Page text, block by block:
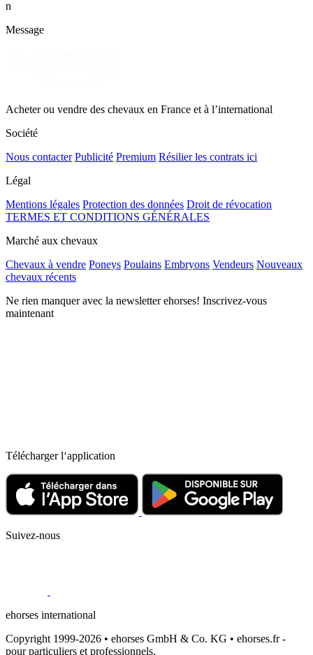
n
Message
Acheter ou vendre des chevaux en France et à l’international
Société
Nous contacter Publicité Premium Résilier les contrats ici
Légal
Mentions légales Protection des données Droit de révocation
TERMES ET CONDITIONS GÉNÉRALES
Marché aux chevaux
Chevaux à vendre Poneys Poulains Embryons Vendeurs Nouveaux
chevaux récents
Ne rien manquer avec la newsletter ehorses! Inscrivez-vous
maintenant
Télécharger l‘application
Suivez-nous
ehorses international
Copyright 1999-2026 • ehorses GmbH & Co. KG • ehorses.fr -
pour particuliers et professionnels.